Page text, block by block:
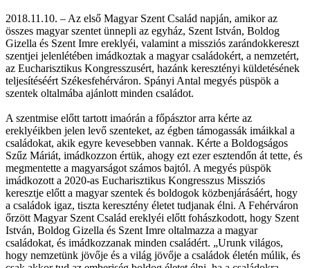
2018.11.10. – Az első Magyar Szent Család napján, amikor az
összes magyar szentet ünnepli az egyház, Szent István, Boldog
Gizella és Szent Imre ereklyéi, valamint a missziós zarándokkereszt
szentjei jelenlétében imádkoztak a magyar családokért, a nemzetért,
az Eucharisztikus Kongresszusért, hazánk keresztényi küldetésének
teljesítéséért Székesfehérváron. Spányi Antal megyés püspök a
szentek oltalmába ajánlott minden családot.
A szentmise előtt tartott imaórán a főpásztor arra kérte az
ereklyéikben jelen levő szenteket, az égben támogassák imáikkal a
családokat, akik egyre kevesebben vannak. Kérte a Boldogságos
Szűz Máriát, imádkozzon értük, ahogy ezt ezer esztendőn át tette, és
megmentette a magyarságot számos bajtól. A megyés püspök
imádkozott a 2020-as Eucharisztikus Kongresszus Missziós
keresztje előtt a magyar szentek és boldogok közbenjárásáért, hogy
a családok igaz, tiszta keresztény életet tudjanak élni. A Fehérváron
őrzött Magyar Szent Család ereklyéi előtt fohászkodott, hogy Szent
István, Boldog Gizella és Szent Imre oltalmazza a magyar
családokat, és imádkozzanak minden családért. „Urunk világos,
hogy nemzetünk jövője és a világ jövője a családok életén múlik, és